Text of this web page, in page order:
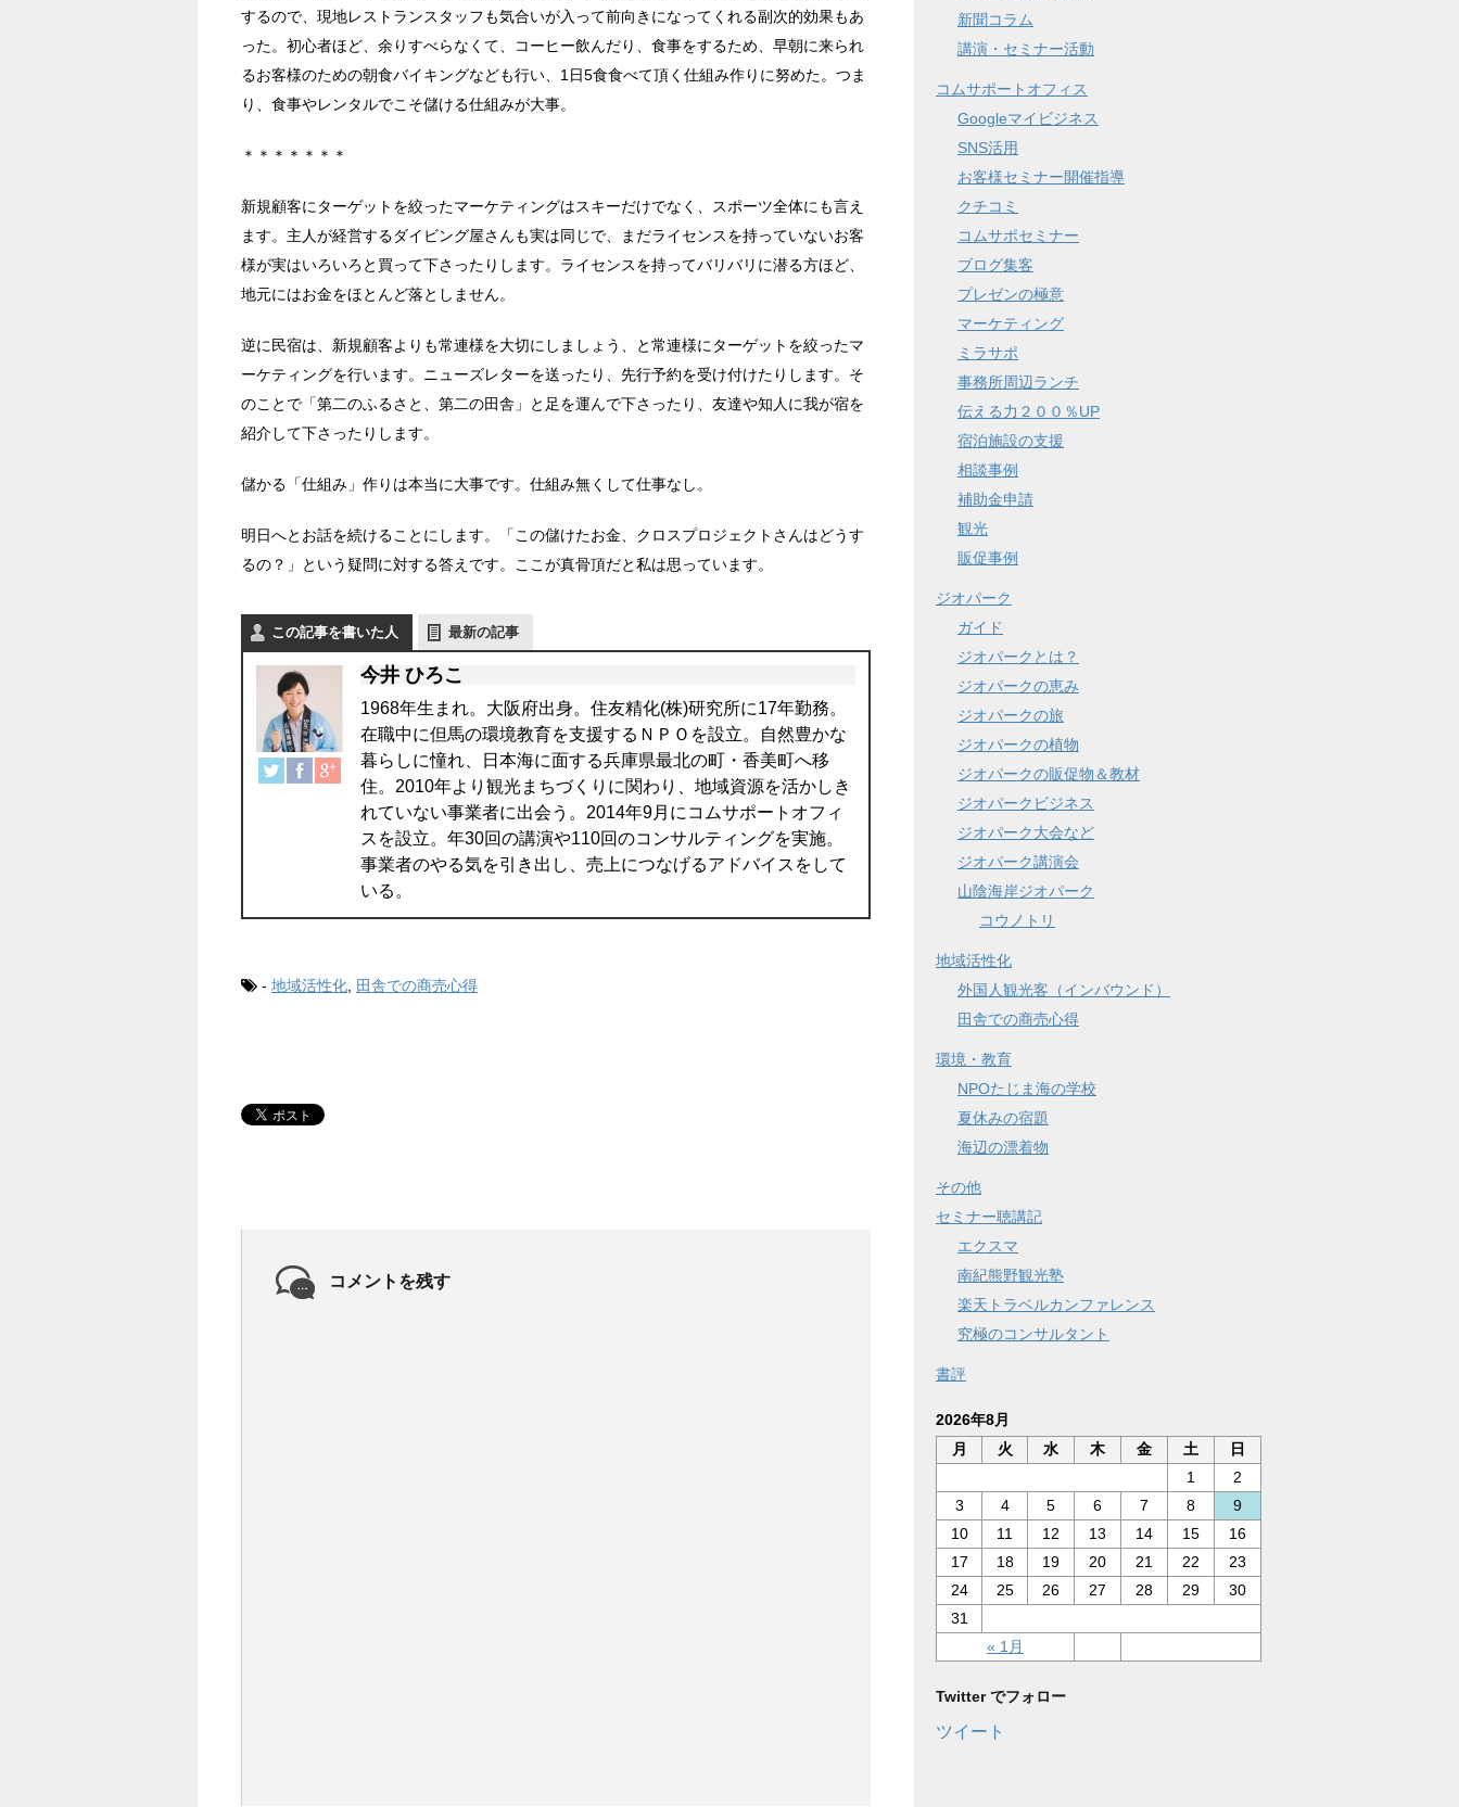
するので、現地レストランスタッフも気合いが入って前向きになってくれる副次的効果もあ
った。初心者ほど、余りすべらなくて、コーヒー飲んだり、食事をするため、早朝に来られ
るお客様のための朝食バイキングなども行い、1日5食食べて頂く仕組み作りに努めた。つま
り、食事やレンタルでこそ儲ける仕組みが大事。
＊＊＊＊＊＊＊
新規顧客にターゲットを絞ったマーケティングはスキーだけでなく、スポーツ全体にも言え
ます。主人が経営するダイビング屋さんも実は同じで、まだライセンスを持っていないお客
様が実はいろいろと買って下さったりします。ライセンスを持ってバリバリに潜る方ほど、
地元にはお金をほとんど落としません。
逆に民宿は、新規顧客よりも常連様を大切にしましょう、と常連様にターゲットを絞ったマ
ーケティングを行います。ニューズレターを送ったり、先行予約を受け付けたりします。そ
のことで「第二のふるさと、第二の田舎」と足を運んで下さったり、友達や知人に我が宿を
紹介して下さったりします。
儲かる「仕組み」作りは本当に大事です。仕組み無くして仕事なし。
明日へとお話を続けることにします。「この儲けたお金、クロスプロジェクトさんはどうす
るの？」という疑問に対する答えです。ここが真骨頂だと私は思っています。
この記事を書いた人 最新の記事
今井 ひろこ
1968年生まれ。大阪府出身。住友精化(株)研究所に17年勤務。
在職中に但馬の環境教育を支援するＮＰＯを設立。自然豊かな
暮らしに憧れ、日本海に面する兵庫県最北の町・香美町へ移
住。2010年より観光まちづくりに関わり、地域資源を活かしき
れていない事業者に出会う。2014年9月にコムサポートオフィ
スを設立。年30回の講演や110回のコンサルティングを実施。
事業者のやる気を引き出し、売上につなげるアドバイスをして
いる。
- 地域活性化 田舎での商売心得
コメントを残す
新聞コラム
講演・セミナー活動
コムサポートオフィス
Googleマイビジネス
SNS活用
お客様セミナー開催指導
クチコミ
コムサポセミナー
ブログ集客
プレゼンの極意
マーケティング
ミラサポ
事務所周辺ランチ
伝える力２００％UP
宿泊施設の支援
相談事例
補助金申請
観光
販促事例
ジオパーク
ガイド
ジオパークとは？
ジオパークの恵み
ジオパークの旅
ジオパークの植物
ジオパークの販促物＆教材
ジオパークビジネス
ジオパーク大会など
ジオパーク講演会
山陰海岸ジオパーク
コウノトリ
地域活性化
外国人観光客（インバウンド）
田舎での商売心得
環境・教育
NPOたじま海の学校
夏休みの宿題
海辺の漂着物
その他
セミナー聴講記
エクスマ
南紀熊野観光塾
楽天トラベルカンファレンス
究極のコンサルタント
書評
2026年8月
月
火 水 木 金 土 日
« 1月
1
2
3
4 5 6 7 8
9
10
11 12 13 14 15
16
17
18 19 20 21 22
23
24
25 26 27 28 29
30
31
Twitter でフォロー
ツイート